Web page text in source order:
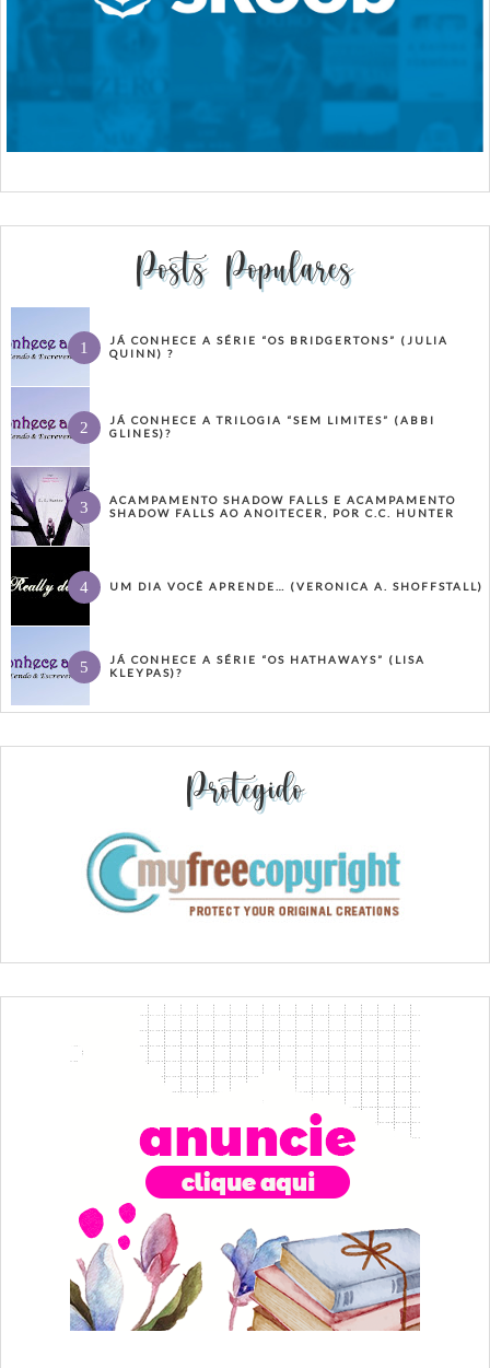
Posts Populares
JÁ CONHECE A SÉRIE “OS BRIDGERTONS” (JULIA
QUINN) ?
JÁ CONHECE A TRILOGIA “SEM LIMITES” (ABBI
GLINES)?
ACAMPAMENTO SHADOW FALLS E ACAMPAMENTO
SHADOW FALLS AO ANOITECER, POR C.C. HUNTER
UM DIA VOCÊ APRENDE… (VERONICA A. SHOFFSTALL)
JÁ CONHECE A SÉRIE “OS HATHAWAYS” (LISA
KLEYPAS)?
Protegido